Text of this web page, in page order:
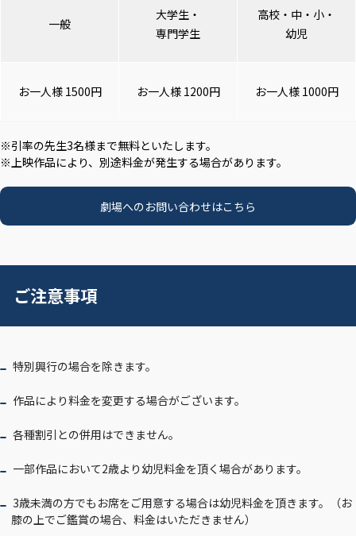
一般
大学生・
専門学生
高校・中・小・
幼児
お一人様 1500円 お一人様 1200円 お一人様 1000円
※引率の先生3名様まで無料といたします。
※上映作品により、別途料金が発生する場合があります。
劇場へのお問い合わせはこちら
ご注意事項
特別興行の場合を除きます。
作品により料金を変更する場合がございます。
各種割引との併用はできません。
一部作品において2歳より幼児料金を頂く場合があります。
3歳未満の方でもお席をご用意する場合は幼児料金を頂きます。（お
膝の上でご鑑賞の場合、料金はいただきません）